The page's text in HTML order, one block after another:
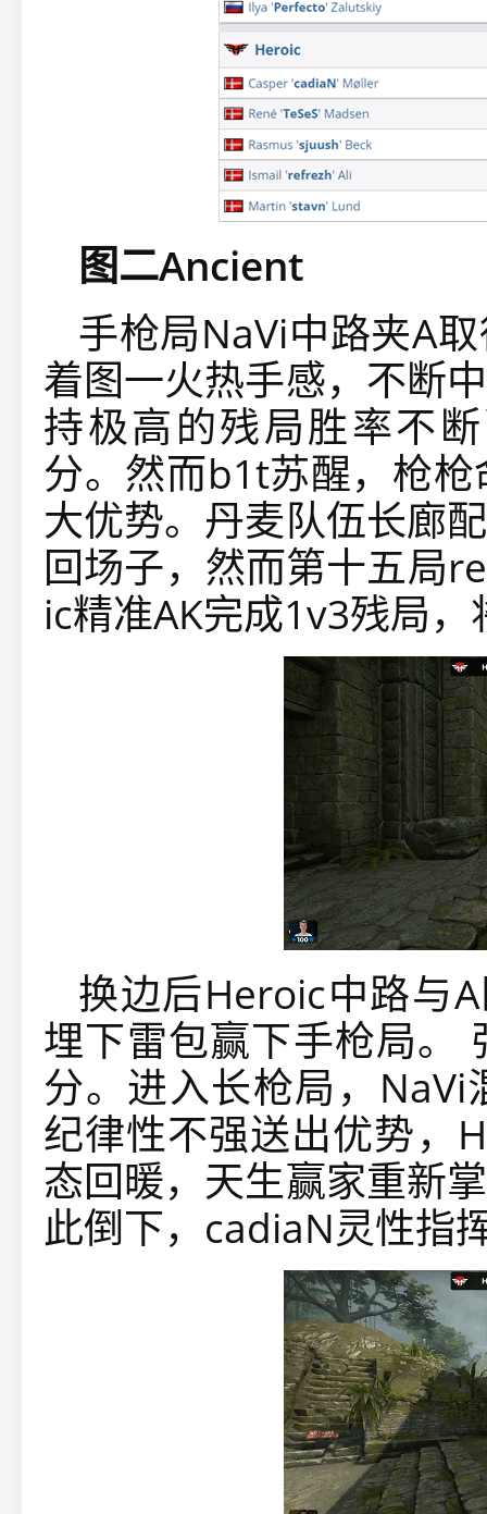
图二Ancient
手枪局NaVi中路夹A
着图一火热手感，不断
持极高的残局胜率不
分。然而b1t苏醒，枪
大优势。丹麦队伍长廊
回场子，然而第十五局
ic精准AK完成1v3残局
换边后Heroic中路与
埋下雷包赢下手枪局。
分。进入长枪局，
纪律性不强送出优势，
态回暖，天生赢家重新
此倒下，cadiaN灵性指